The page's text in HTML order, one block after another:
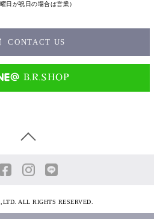
日が祝日の場合は営業）
CONTACT US
ALL RIGHTS RESERVED.